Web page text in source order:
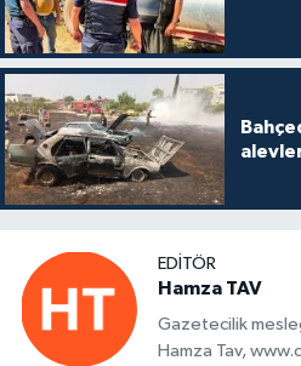
EDITÖR
Hamza TAV
Gazetecilik
Hamza Tav,